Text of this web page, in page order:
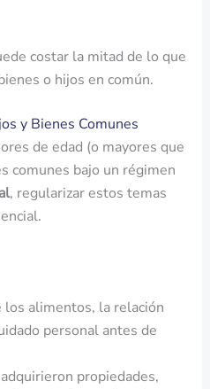
costar la mitad de lo que
o hijos en común.
y Bienes Comunes
de edad (o mayores que
comunes bajo un régimen
, regularizar estos temas
alimentos, la relación
personal antes de
propiedades,